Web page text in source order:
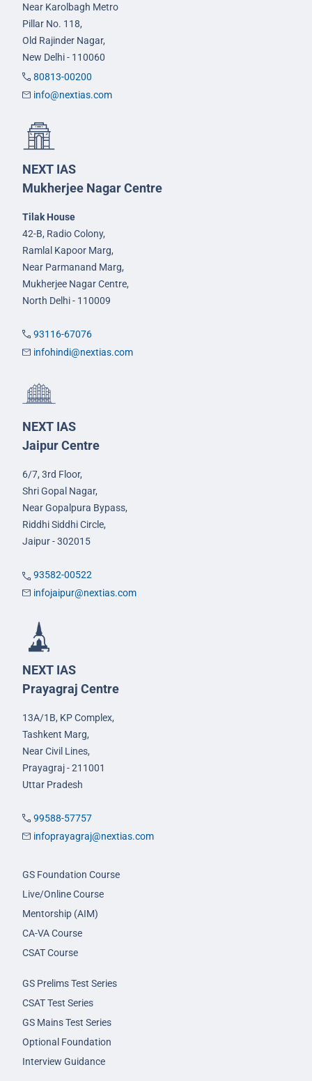
Near Karolbagh Metro
Pillar No. 118,
Old Rajinder Nagar,
New Delhi - 110060
80813-00200
info@nextias.com
NEXT IAS
Mukherjee Nagar Centre
Tilak House
42-B, Radio Colony,
Ramlal Kapoor Marg,
Near Parmanand Marg,
Mukherjee Nagar Centre,
North Delhi - 110009
93116-67076
infohindi@nextias.com
NEXT IAS
Jaipur Centre
6/7, 3rd Floor,
Shri Gopal Nagar,
Near Gopalpura Bypass,
Riddhi Siddhi Circle,
Jaipur - 302015
93582-00522
infojaipur@nextias.com
NEXT IAS
Prayagraj Centre
13A/1B, KP Complex,
Tashkent Marg,
Near Civil Lines,
Prayagraj - 211001
Uttar Pradesh
99588-57757
infoprayagraj@nextias.com
GS Foundation Course
Live/Online Course
Mentorship (AIM)
CA-VA Course
CSAT Course
GS Prelims Test Series
CSAT Test Series
GS Mains Test Series
Optional Foundation
Interview Guidance